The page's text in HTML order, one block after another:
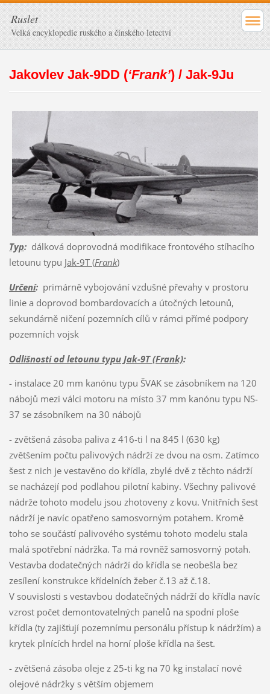
Ruslet
Velká encyklopedie ruského a čínského letectví
Jakovlev Jak-9DD (‘Frank’) / Jak-9Ju
Typ:dálková doprovodná modifikace frontového stíhacího
letounu typu Jak-9T (Frank)
Určení:primárně vybojování vzdušné převahy v prostoru
linie a doprovod bombardovacích a útočných letounů,
sekundárně ničení pozemních cílů v rámci přímé podpory
pozemních vojsk
Odlišnosti od letounu typu Jak-9T (Frank):
- instalace 20 mm kanónu typu ŠVAK se zásobníkem na 120
nábojů mezi válci motoru na místo 37 mm kanónu typu NS-
37 se zásobníkem na 30 nábojů
- zvětšená zásoba paliva z 416-ti l na 845 l (630 kg)
zvětšením počtu palivových nádrží ze dvou na osm. Zatímco
šest z nich je vestavěno do křídla, zbylé dvě z těchto nádrží
se nacházejí pod podlahou pilotní kabiny. Všechny palivové
nádrže tohoto modelu jsou zhotoveny z kovu. Vnitřních šest
nádrží je navíc opatřeno samosvorným potahem. Kromě
toho se součástí palivového systému tohoto modelu stala
malá spotřební nádržka. Ta má rovněž samosvorný potah.
Vestavba dodatečných nádrží do křídla se neobešla bez
zesílení konstrukce křídelních žeber č.13 až č.18.
V souvislosti s vestavbou dodatečných nádrží do křídla navíc
vzrost počet demontovatelných panelů na spodní ploše
křídla (ty zajišťují pozemnímu personálu přístup k nádržím) a
krytek plnících hrdel na horní ploše křídla na šest.
- zvětšená zásoba oleje z 25-ti kg na 70 kg instalací nové
olejové nádržky s větším objemem